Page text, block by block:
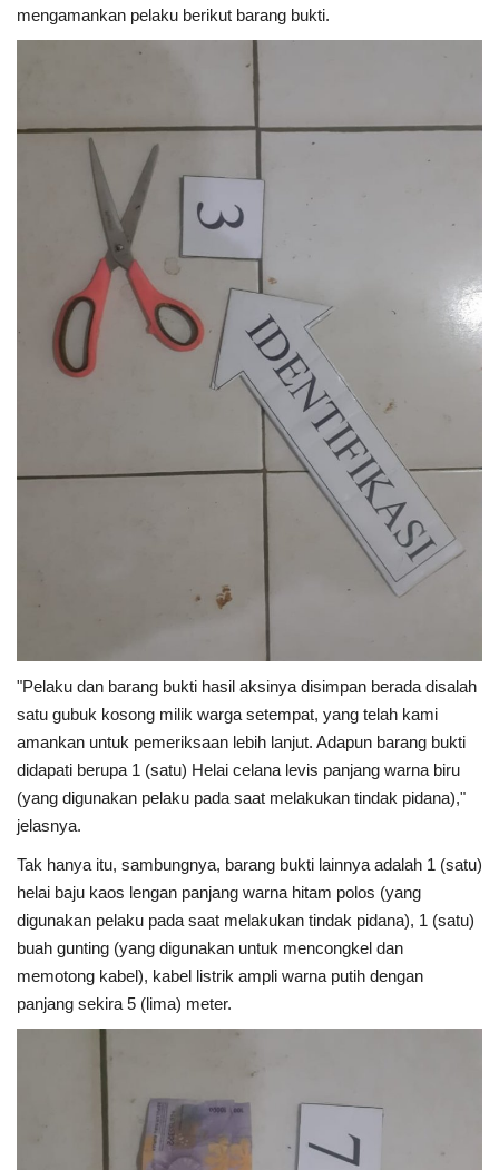
mengamankan pelaku berikut barang bukti.
"Pelaku dan barang bukti hasil aksinya disimpan berada disalah
satu gubuk kosong milik warga setempat, yang telah kami
amankan untuk pemeriksaan lebih lanjut. Adapun barang bukti
didapati berupa 1 (satu) Helai celana levis panjang warna biru
(yang digunakan pelaku pada saat melakukan tindak pidana),"
jelasnya.
Tak hanya itu, sambungnya, barang bukti lainnya adalah 1 (satu)
helai baju kaos lengan panjang warna hitam polos (yang
digunakan pelaku pada saat melakukan tindak pidana), 1 (satu)
buah gunting (yang digunakan untuk mencongkel dan
memotong kabel), kabel listrik ampli warna putih dengan
panjang sekira 5 (lima) meter.